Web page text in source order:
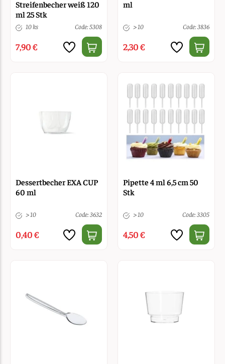
Streifenbecher weiß 120
ml 25 Stk
10 ks Code: 5308
7,90 €
ml
> 10 Code: 3836
2,30 €
Dessertbecher EXA CUP
60 ml
> 10 Code: 3632
0,40 €
Pipette 4 ml 6,5 cm 50
Stk
> 10 Code: 3305
4,50 €